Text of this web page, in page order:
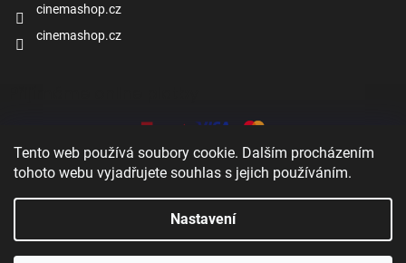
Tento web používá soubory cookie. Dalším procházením
tohoto webu vyjadřujete souhlas s jejich používáním.
Nastavení
cinemashop.cz
cinemashop.cz
Vytvořil Shoptet